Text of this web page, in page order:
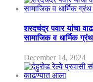
शरदचंद्र पवार यांचा
सामाजिक व धार्मिक
December 14, 2024